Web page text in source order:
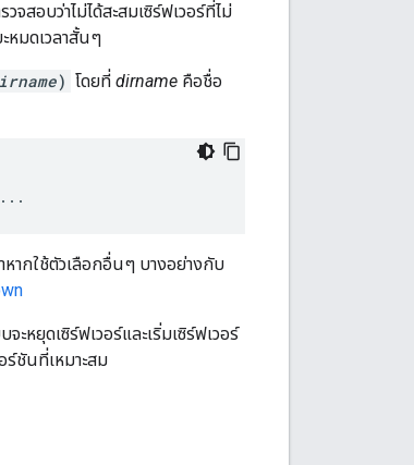
สอบว่าไม่ได้สะสมเซิร์ฟเวอร์ที่ไม่
หมดเวลาสั้นๆ
) โดยที่ dirname คือชื่อ
...
หากใช้ตัวเลือกอื่นๆ บางอย่างกับ
ะหยุดเซิร์ฟเวอร์และเริ่มเซิร์ฟเวอร์
ร์ชันที่เหมาะสม